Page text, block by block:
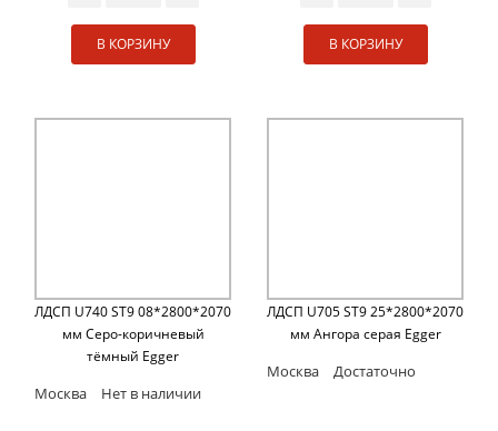
В КОРЗИНУ В КОРЗИНУ
ЛДСП U740 ST9 08*2800*2070
мм Cеро-коричневый
тёмный Egger
Москва Нет в наличии
ЛДСП U705 ST9 25*2800*2070
мм Ангора серая Egger
Москва Достаточно